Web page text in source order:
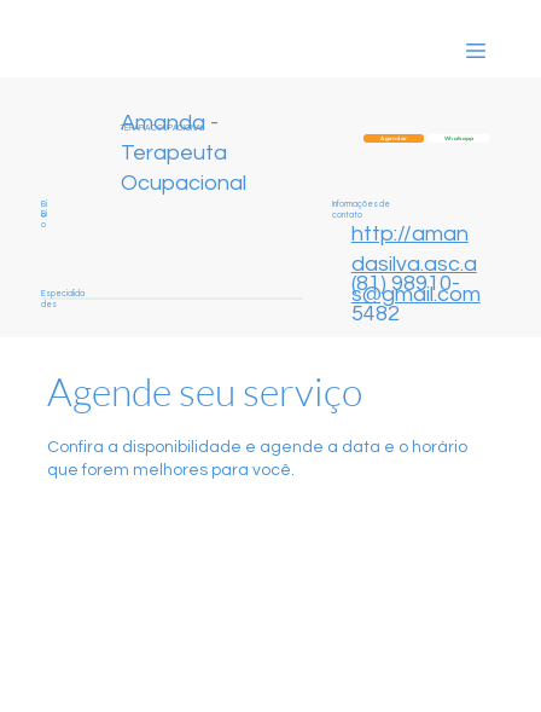
Agendar
TERAPIA OCUPACIONAL
Amanda -
Terapeuta
Ocupacional
Whatsapp
Bi
oBi
o
Especialida
des
http://aman
dasilva.asc.a
s@gmail.com
(81) 98910-
5482
Informações de
contato
Agende seu serviço
Confira a disponibilidade e agende a data e o horário
que forem melhores para você.